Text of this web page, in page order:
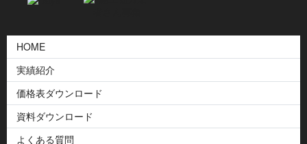
HOME
実績紹介
価格表ダウンロード
資料ダウンロード
よくある質問